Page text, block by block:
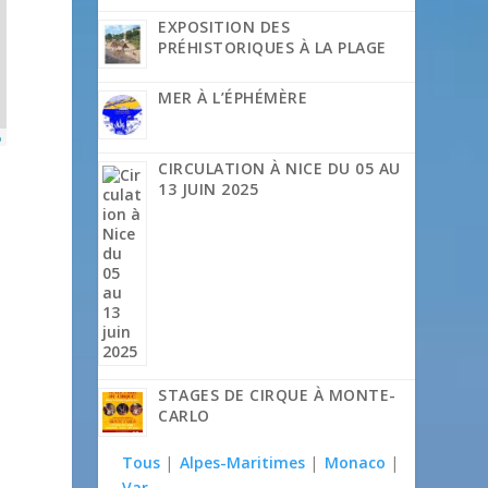
EXPOSITION DES
PRÉHISTORIQUES À LA PLAGE
MER À L’ÉPHÉMÈRE
CIRCULATION À NICE DU 05 AU
13 JUIN 2025
STAGES DE CIRQUE À MONTE-
CARLO
Tous | Alpes-Maritimes | Monaco |